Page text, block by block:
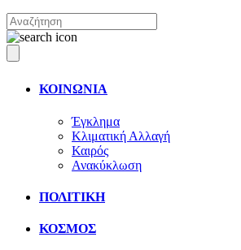
ΚΟΙΝΩΝΙΑ
Έγκλημα
Κλιματική Αλλαγή
Καιρός
Ανακύκλωση
ΠΟΛΙΤΙΚΗ
ΚΟΣΜΟΣ